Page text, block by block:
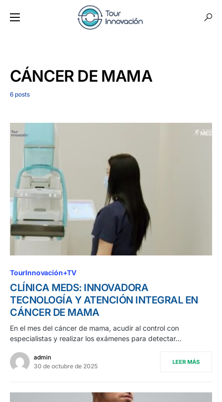
CÁNCER DE MAMA
6 posts
TourInnovación+TV
CLÍNICA MEDS: INNOVADORA
TECNOLOGÍA Y ATENCIÓN INTEGRAL EN
CÁNCER DE MAMA
En el mes del cáncer de mama, acudir al control con
especialistas y realizar los exámenes para detectar…
admin
30 de octubre de 2025
LEER MÁS